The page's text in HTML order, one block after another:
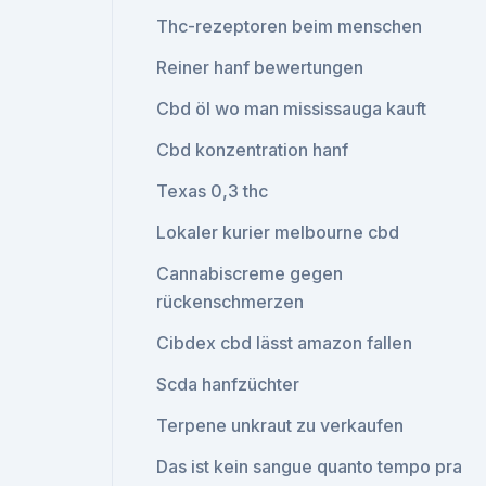
Thc-rezeptoren beim menschen
Reiner hanf bewertungen
Cbd öl wo man mississauga kauft
Cbd konzentration hanf
Texas 0,3 thc
Lokaler kurier melbourne cbd
Cannabiscreme gegen
rückenschmerzen
Cibdex cbd lässt amazon fallen
Scda hanfzüchter
Terpene unkraut zu verkaufen
Das ist kein sangue quanto tempo pra